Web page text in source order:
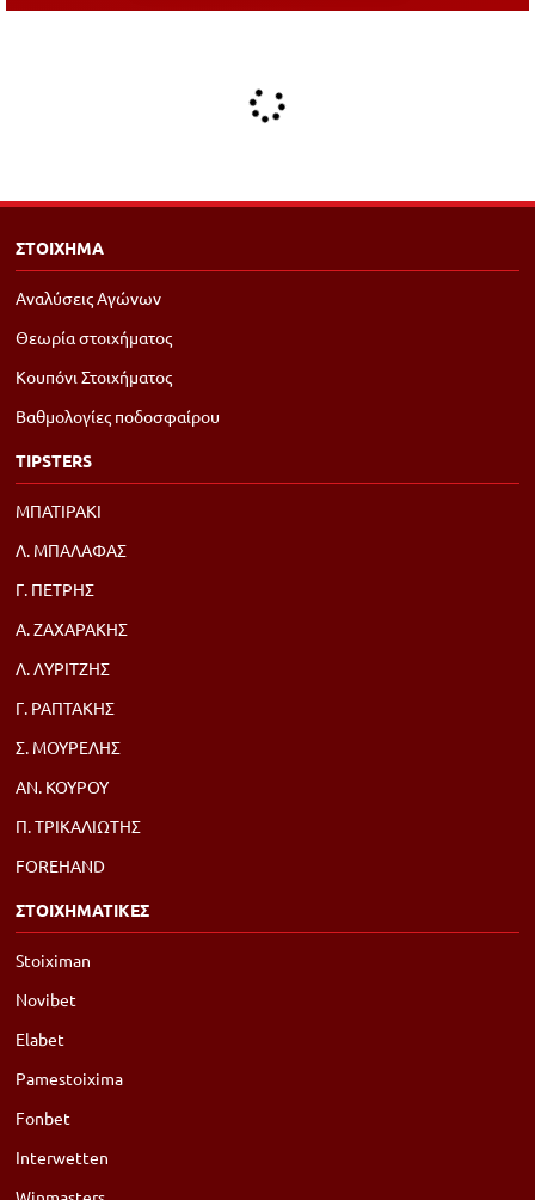
ΣΤΟΙΧΗΜΑ
Αναλύσεις Αγώνων
Θεωρία στοιχήματος
Κουπόνι Στοιχήματος
Βαθμολογίες ποδοσφαίρου
TIPSTERS
ΜΠΑΤΙΡΑΚΙ
Λ. ΜΠΑΛΑΦΑΣ
Γ. ΠΕΤΡΗΣ
Α. ΖΑΧΑΡΑΚΗΣ
Λ. ΛΥΡΙΤΖΗΣ
Γ. ΡΑΠΤΑΚΗΣ
Σ. ΜΟΥΡΕΛΗΣ
ΑΝ. ΚΟΥΡΟΥ
Π. ΤΡΙΚΑΛΙΩΤΗΣ
FOREHAND
ΣΤΟΙΧΗΜΑΤΙΚΕΣ
Stoiximan
Novibet
Elabet
Pamestoixima
Fonbet
Interwetten